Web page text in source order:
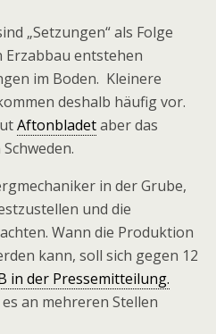
„Setzungen“ als Folge
Erzabbau entstehen
im Boden. Kleinere
deshalb häufig vor.
Aftonbladetaber das
in der Grube,
und die
Wann die Produktion
kann, soll sich gegen 12
in der Pressemitteilung.
an mehreren Stellen